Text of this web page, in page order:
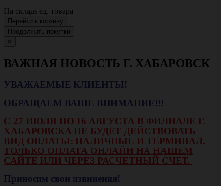
На складе ед. товара.
Перейти в корзину
Продолжить покупки
×
ВАЖНАЯ НОВОСТЬ Г. ХАБАРОВСК
УВАЖАЕМЫЕ КЛИЕНТЫ!
ОБРАЩАЕМ ВАШЕ ВНИМАНИЕ!!!
С 27 ИЮЛЯ ПО 16 АВГУСТА В ФИЛИАЛЕ Г.
ХАБАРОВСКА НЕ БУДЕТ ДЕЙСТВОВАТЬ
ВИД ОПЛАТЫ: НАЛИЧНЫЕ И ТЕРМИНАЛ.
ТОЛЬКО ОПЛАТА ОНЛАЙН НА НАШЕМ
САЙТЕ ИЛИ ЧЕРЕЗ РАСЧЕТНЫЙ СЧЕТ.
Приносим свои извинения!